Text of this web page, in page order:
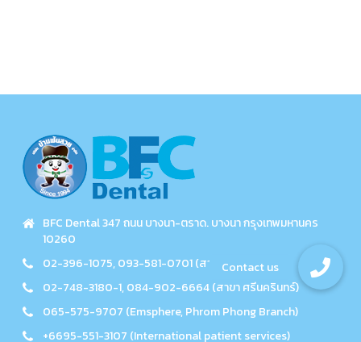
BFC Dental 347 ถนน บางนา-ตราด. บางนา กรุงเทพมหานคร
10260
02-396-1075, 093-581-0701 (สาขา บางนา)
02-748-3180-1, 084-902-6664 (สาขา ศรีนครินทร์)
065-575-9707 (Emsphere, Phrom Phong Branch)
+6695-551-3107 (International patient services)